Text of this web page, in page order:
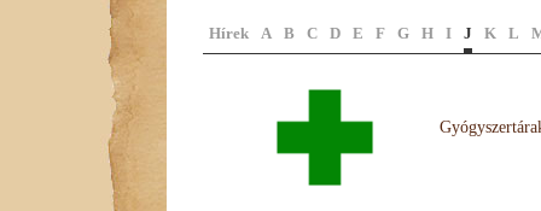
Hírek A B C D E F G H I J K L